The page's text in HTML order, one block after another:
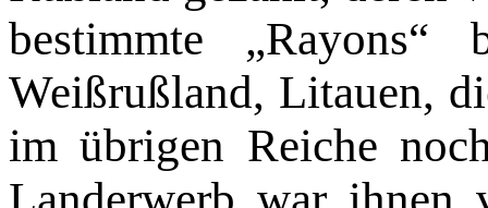
bestimmte „Rayons“
Weißrußland, Litauen,
im übrigen Reiche